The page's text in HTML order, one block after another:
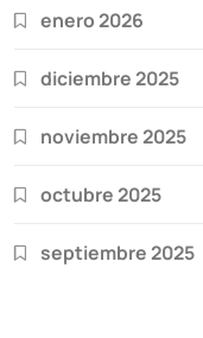
enero 2026
diciembre 2025
noviembre 2025
octubre 2025
septiembre 2025